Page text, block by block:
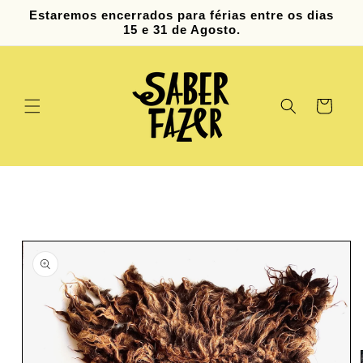
para o
Estaremos encerrados para férias entre os dias
15 e 31 de Agosto.
Carrinho
do produto